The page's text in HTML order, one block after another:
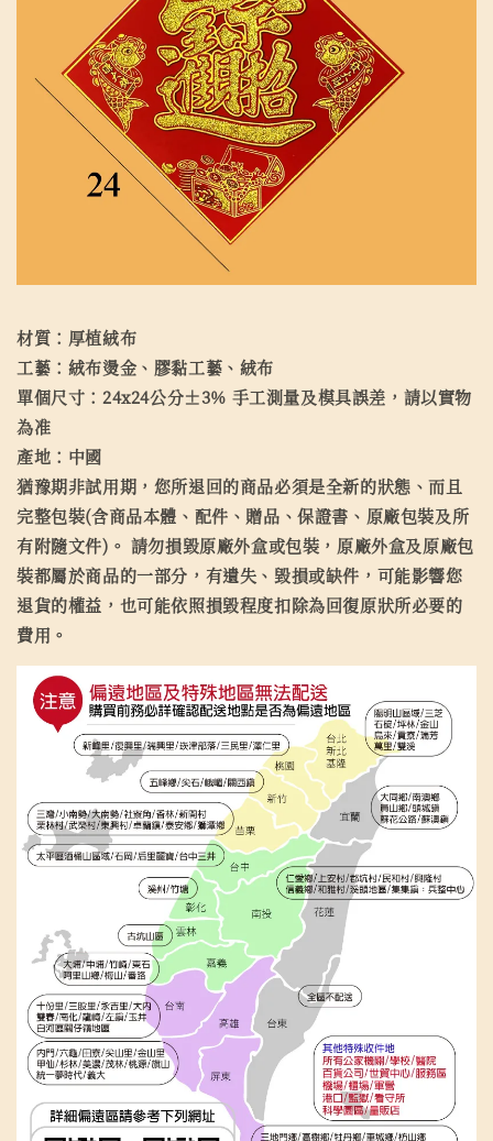
材質：厚植絨布
工藝：絨布燙金、膠黏工藝、絨布
單個尺寸：24x24公分±3% 手工測量及模具誤差，請以實物
為准
產地：中國
猶豫期非試用期，您所退回的商品必須是全新的狀態、而且
完整包裝(含商品本體、配件、贈品、保證書、原廠包裝及所
有附隨文件)。 請勿損毀原廠外盒或包裝，原廠外盒及原廠包
裝都屬於商品的一部分，有遺失、毀損或缺件，可能影響您
退貨的權益，也可能依照損毀程度扣除為回復原狀所必要的
費用。